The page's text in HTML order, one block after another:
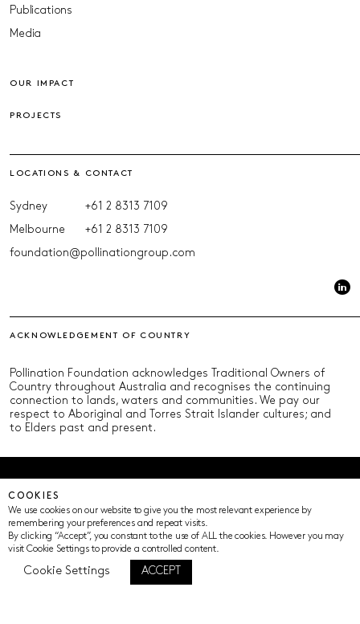
Publications
Media
OUR IMPACT
PROJECTS
LOCATIONS & CONTACT
Sydney
+61 2 8313 7109
Melbourne
+61 2 8313 7109
foundation@pollinationgroup.com
ACKNOWLEDGEMENT OF COUNTRY
Pollination Foundation acknowledges Traditional Owners of
Country throughout Australia and recognises the continuing
connection to lands, waters and communities. We pay our
respect to Aboriginal and Torres Strait Islander cultures; and
to Elders past and present.
Privacy Policy
COOKIES
We use cookies on our website to give you the most relevant experience by
remembering your preferences and repeat visits.
By clicking “Accept”, you constant to the use of ALL the cookies. However you may
visit Cookie Settings to provide a controlled content.
Cookie Settings ACCEPT